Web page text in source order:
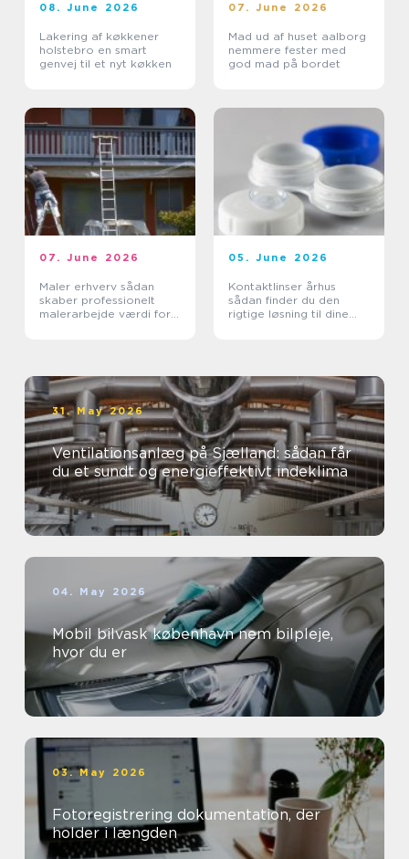
08. June 2026
Lakering af køkkener
holstebro en smart
genvej til et nyt køkken
07. June 2026
Mad ud af huset aalborg
nemmere fester med
god mad på bordet
07. June 2026
Maler erhverv sådan
skaber professionelt
malerarbejde værdi for
05. June 2026
Kontaktlinser århus
sådan finder du den
rigtige løsning til dine
31. May 2026
Ventilationsanlæg på Sjælland: sådan får
du et sundt og energieffektivt indeklima
04. May 2026
Mobil bilvask københavn nem bilpleje,
hvor du er
03. May 2026
Fotoregistrering dokumentation, der
holder i længden